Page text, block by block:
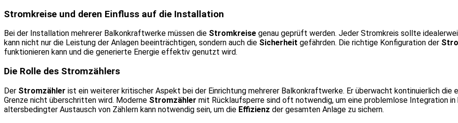
Stromkreise und deren Einfluss auf die Installation
Bei der Installation mehrerer Balkonkraftwerke müssen die Stromkreise genau geprüft werden. Jeder Stromkreis sollte
kann nicht nur die Leistung der Anlagen beeinträchtigen, sondern auch die Sicherheit gefährden. Die richtige Konfiguration der
funktionieren kann und die generierte Energie effektiv genutzt wird.
Die Rolle des Stromzählers
Der Stromzähler ist ein weiterer kritischer Aspekt bei der Einrichtung mehrerer Balkonkraftwerke. Er überwacht kontinuierlich
Grenze nicht überschritten wird. Moderne Stromzähler mit Rücklaufsperre sind oft notwendig, um eine problemlose Integration
altersbedingter Austausch von Zählern kann notwendig sein, um die Effizienz der gesamten Anlage zu sichern.